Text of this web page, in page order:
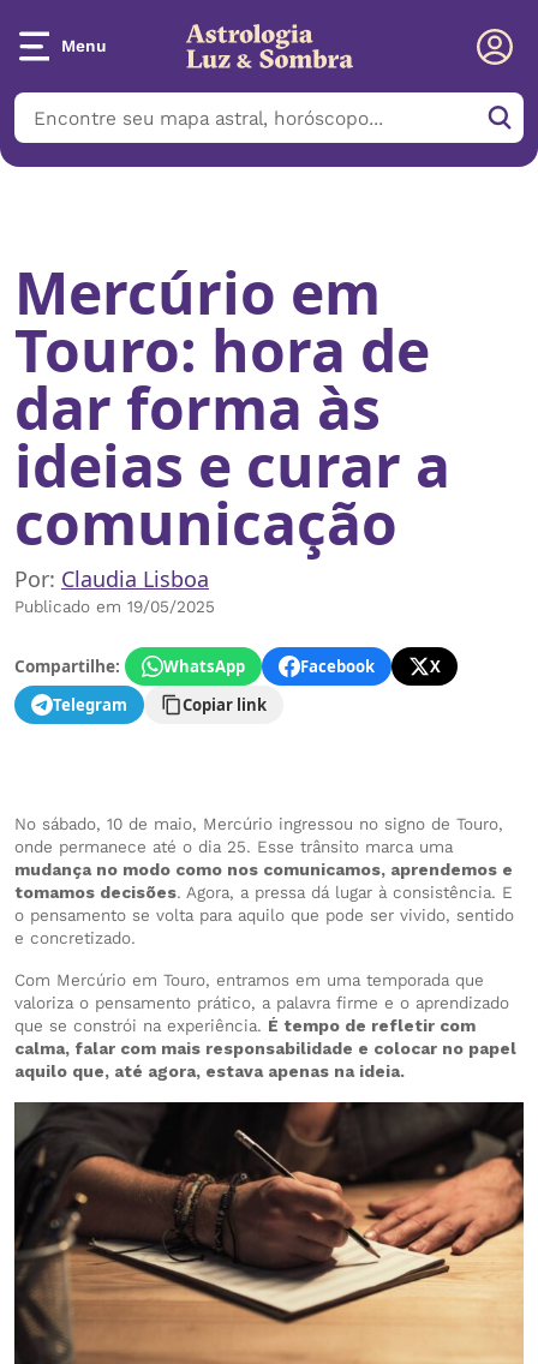
Menu
Início/Notícias/Mercúrio em Touro: hora de dar forma às ideias
Mercúrio em
Touro: hora de
dar forma às
ideias e curar a
comunicação
Por: Claudia Lisboa
Publicado em 19/05/2025
Compartilhe: WhatsApp Facebook
X
Telegram
Copiar link
No sábado, 10 de maio, Mercúrio ingressou no signo de Touro,
onde permanece até o dia 25. Esse trânsito marca uma
mudança no modo como nos comunicamos, aprendemos e
tomamos decisões. Agora, a pressa dá lugar à consistência. E
o pensamento se volta para aquilo que pode ser vivido, sentido
e concretizado.
Com Mercúrio em Touro, entramos em uma temporada que
valoriza o pensamento prático, a palavra firme e o aprendizado
que se constrói na experiência. É tempo de refletir com
calma, falar com mais responsabilidade e colocar no papel
aquilo que, até agora, estava apenas na ideia.